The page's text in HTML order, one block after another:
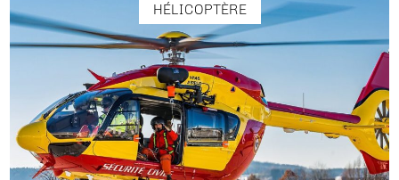
HÉLICOPTÈRE